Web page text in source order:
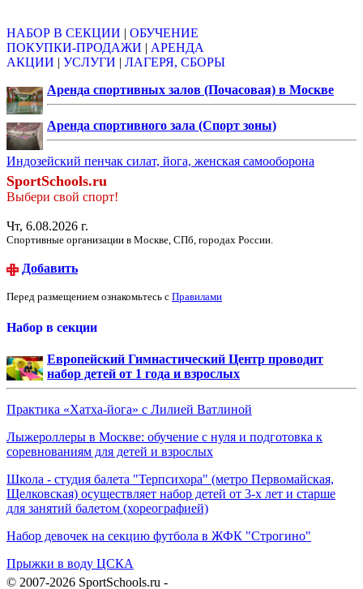
НАБОР В СЕКЦИИ | ОБУЧЕНИЕ
ПОКУПКИ-ПРОДАЖИ | АРЕНДА
АКЦИИ | УСЛУГИ | ЛАГЕРЯ, СБОРЫ
Аренда спортивных залов (Почасовая) в Москве
Аренда спортивного зала (Спорт зоны)
Индозейский пенчак силат, йога, женская самооборона
SportSchools.ru
Выбери свой спорт!
Чт, 6.08.2026 г.
Спортивные организации в Москве, СПб, городах России.
Добавить
Перед размещением ознакомьтесь с Правилами
Набор в секции
Европейский Гимнастический Центр проводит
набор детей от 1 года и взрослых
Практика «Хатха-йога» с Лилией Ватлиной
Лыжероллеры в Москве: обучение с нуля и подготовка к
соревнованиям для детей и взрослых
Школа - студия балета "Терпсихора" (метро Первомайская,
Щелковская) осуществляет набор детей от 3-х лет и старше
для занятий балетом (хореографией)
Набор девочек на секцию футбола в ЖФК "Строгино"
Прыжки в воду ЦСКА
© 2007-2026 SportSchools.ru -